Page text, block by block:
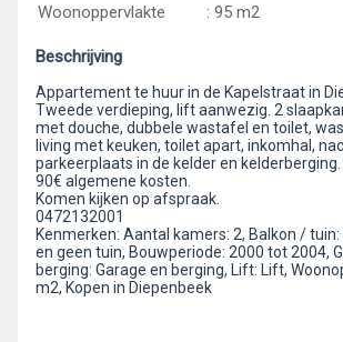
Woonoppervlakte
: 95 m2
Beschrijving
Appartement te huur in de Kapelstraat in
Tweede verdieping, lift aanwezig. 2
met douche, dubbele wastafel en toilet,
living met keuken, toilet apart, inkomhal,
parkeerplaats in de kelder en
90€ algemene kosten.
Komen kijken op afspraak.
0472132001
Kenmerken: Aantal kamers: 2, Balkon / tuin:
en geen tuin, Bouwperiode: 2000 tot 2004,
berging: Garage en berging, Lift: Lift,
m2, Kopen in Diepenbeek